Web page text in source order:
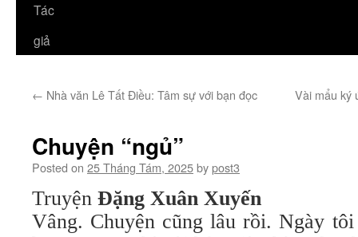
Tác
giả
← Nhà văn Lê Tất Điều: Tâm sự với bạn đọc Vài mẩu ký
Chuyện “ngủ”
Posted on 25 Tháng Tám, 2025bypost3
Truyện Đặng Xuân Xuyến
Vâng. Chuyện cũng lâu rồi. Ngày